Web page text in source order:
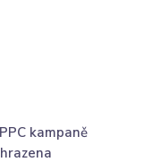
PPC kampaně